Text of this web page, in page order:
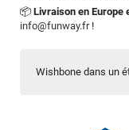
Wishbone dans un
📦 Livraison en Europe
info@funway.fr!